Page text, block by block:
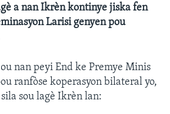
a nan Ikrèn kontinye jiska fen
Larisi genyen pou
nan peyi End ke Premye Minis
ranfòse koperasyon bilateral yo,
sou lagè Ikrèn lan: